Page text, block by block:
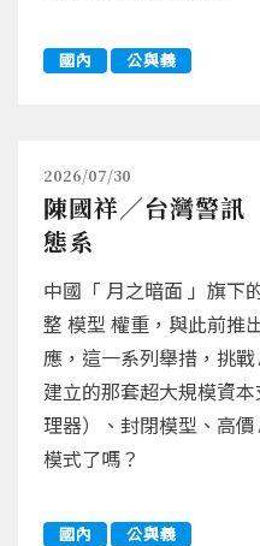
國內 公與義
2026/07/30
陳國祥／台灣警
態系
中國「 月之暗面 」旗下
整 模型 權重，與此前推
應，這一系列舉措，挑
建立的那套超大規模資
理器）、封閉模型、高
模式了嗎？
國內 公與義